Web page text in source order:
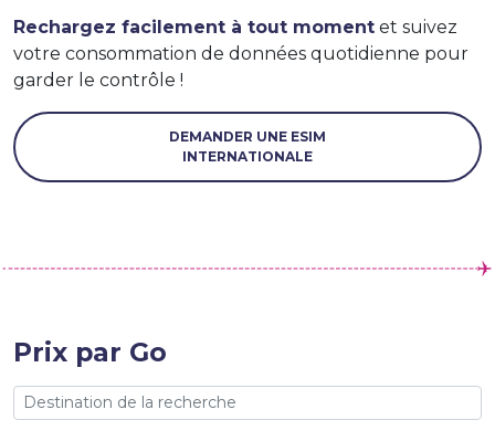
Rechargez facilement à tout moment et suivez
votre consommation de données quotidienne pour
garder le contrôle !
DEMANDER UNE ESIM
INTERNATIONALE
Prix par Go